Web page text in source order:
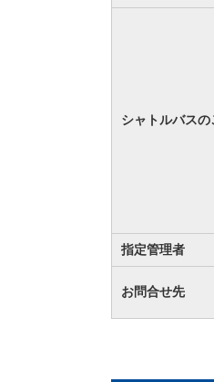
シャトルバスの
指定管理者
お問合せ先